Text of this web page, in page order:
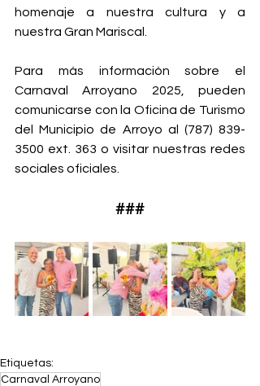
homenaje a nuestra cultura y a
nuestra Gran Mariscal.
Para más información sobre el
Carnaval Arroyano 2025, pueden
comunicarse con la Oficina de Turismo
del Municipio de Arroyo al (787) 839-
3500 ext. 363 o visitar nuestras redes
sociales oficiales.
###
Etiquetas:
Carnaval Arroyano